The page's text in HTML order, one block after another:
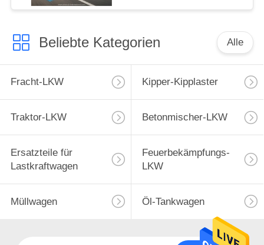
Beliebte Kategorien Alle
Fracht-LKW Kipper-Kipplaster
Traktor-LKW Betonmischer-LKW
Ersatzteile für
Lastkraftwagen
Feuerbekämpfungs-
LKW
Müllwagen Öl-Tankwagen